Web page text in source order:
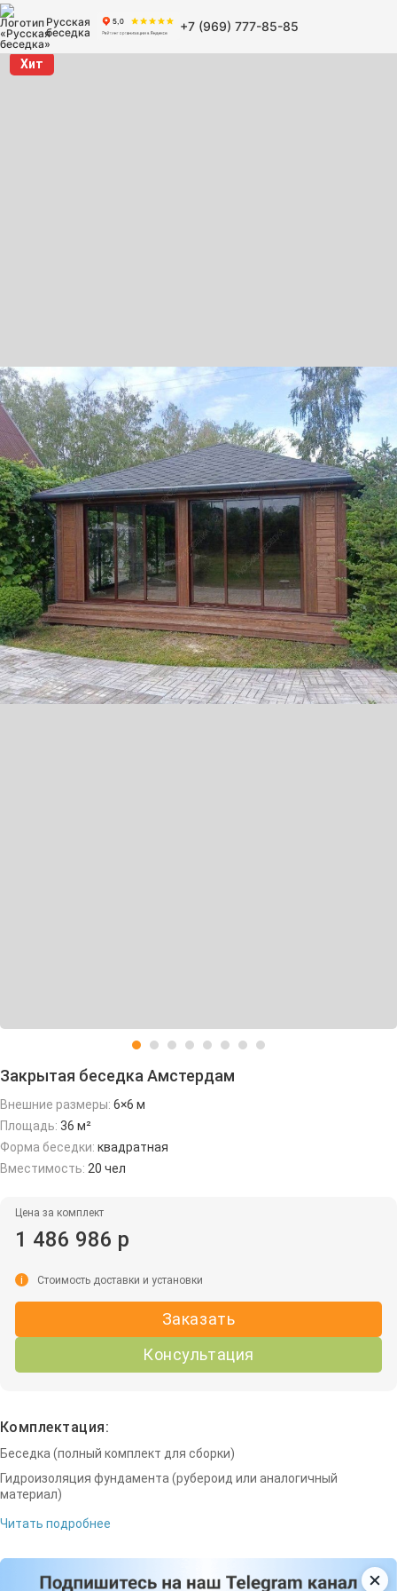
Русская
беседка
+7 (969) 777-85-85
Хит
Закрытая беседка Амстердам
Внешние размеры: 6×6 м
Площадь: 36 м²
Форма беседки: квадратная
Вместимость: 20 чел
Цена за комплект
1 486 986 р
Заказать
Консультация
i Стоимость доставки и установки
Комплектация:
Беседка (полный комплект для сборки)
Гидроизоляция фундамента (рубероид или аналогичный
материал)
Читать подробнее